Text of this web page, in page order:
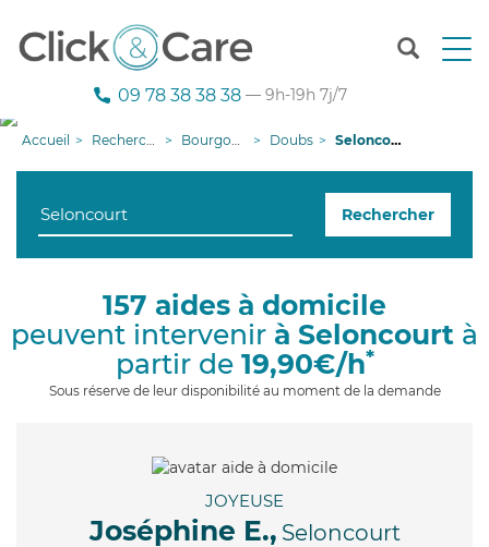
T
n
g
09 78 38 38 38 — 9h-19h 7j/7
Accueil Recherche aide à domicile Bourgogne-Franche-Comté Doubs Seloncourt
Rechercher
157 aides à domicile
peuvent intervenir à Seloncourt à
partir de 19,90€/h*
Sous réserve de leur disponibilité au moment de la demande
JOYEUSE
Joséphine E., Seloncourt